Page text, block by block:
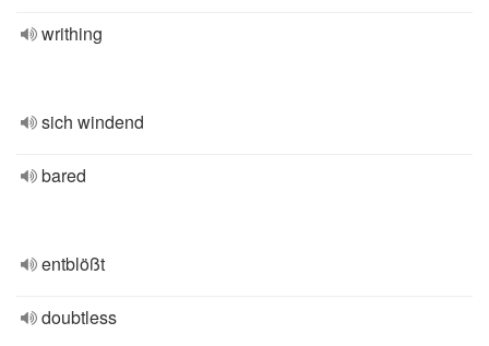
writhing
sich windend
bared
entblößt
doubtless